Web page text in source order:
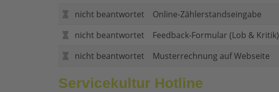
nicht beantwortet
Online-Zählerstandseingabe
nicht beantwortet
Feedback-Formular (Lob & Kritik)
nicht beantwortet
Musterrechnung auf Webseite
Servicekultur Hotline